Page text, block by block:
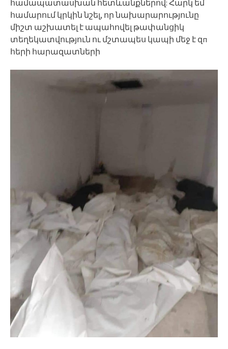
համապատասխան հետևանքներով: Հարկ եմ
համարում կրկին նշել, որ նախարարությունը
միշտ աշխատել է ապահովել թափանցիկ
տեղեկատվություն ու մշտապես կապի մեջ է զп
հերի հարազատների